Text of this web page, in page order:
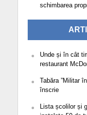
schimbarea
Unde și în cât
restaurant
Tabăra ”Militar
înscrie
Lista școlilor și